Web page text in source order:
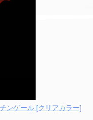
ンゲール [クリアカラー]